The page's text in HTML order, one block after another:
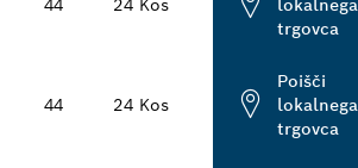
44 24 Kos
lokalnega
trgovca
44 24 Kos
Poišči
lokalnega
trgovca